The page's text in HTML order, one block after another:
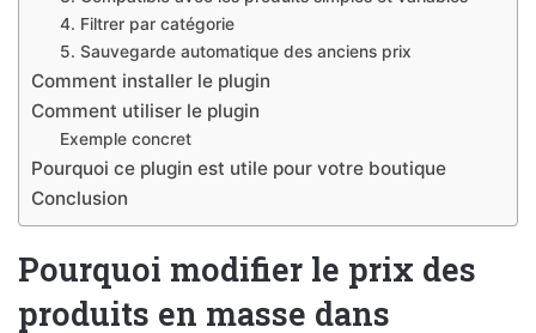
4. Filtrer par catégorie
5. Sauvegarde automatique des anciens prix
Comment installer le plugin
Comment utiliser le plugin
Exemple concret
Pourquoi ce plugin est utile pour votre boutique
Conclusion
Pourquoi modifier le prix des
produits en masse dans